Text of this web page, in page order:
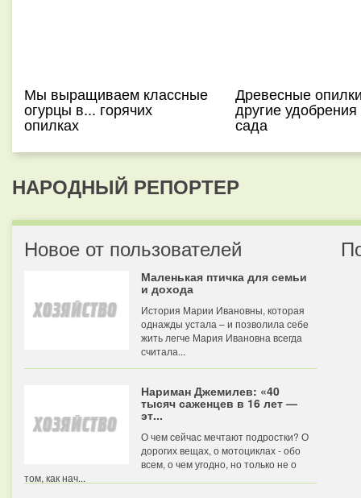
Мы выращиваем классные
огурцы в... горячих
опилках
Древесные
другие
сада
НАРОДНЫЙ РЕПОРТЕР
Новое от пользователей
Маленькая птичка для семьи
и дохода
История Марии Ивановны, которая
однажды устала – и позволила себе
жить легче Мария Ивановна всегда
считала...
Нариман Джемилев: «40
тысяч саженцев в 16 лет —
эт...
О чем сейчас мечтают подростки? О
дорогих вещах, о мотоциклах - обо
всем, о чем угодно, но только не о
том, как нач...